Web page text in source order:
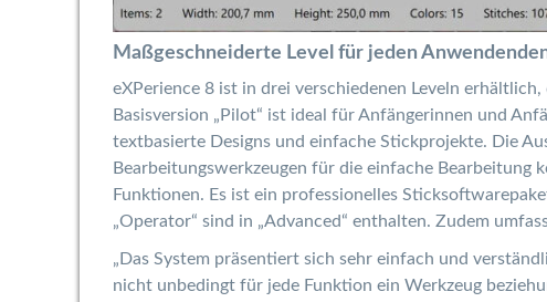
Maßgeschneiderte Level für jeden
eXPerience 8 ist in drei verschiedenen Leveln
Basisversion „Pilot“ ist ideal für Anfängerinnen und
textbasierte Designs und einfache Stickprojekte. Die
Bearbeitungswerkzeugen für die einfache Bearbeitung
Funktionen. Es ist ein professionelles
„Operator“ sind in „Advanced“ enthalten. Zudem
„Das System präsentiert sich sehr einfach und
nicht unbedingt für jede Funktion ein Werkzeug